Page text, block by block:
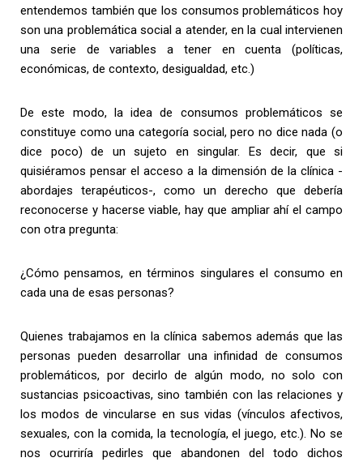
entendemos también que los consumos problemáticos hoy
son una problemática social a atender, en la cual intervienen
una serie de variables a tener en cuenta (políticas,
económicas, de contexto, desigualdad, etc.)
De este modo, la idea de consumos problemáticos se
constituye como una categoría social, pero no dice nada (o
dice poco) de un sujeto en singular. Es decir, que si
quisiéramos pensar el acceso a la dimensión de la clínica -
abordajes terapéuticos-, como un derecho que debería
reconocerse y hacerse viable, hay que ampliar ahí el campo
con otra pregunta:
¿Cómo pensamos, en términos singulares el consumo en
cada una de esas personas?
Quienes trabajamos en la clínica sabemos además que las
personas pueden desarrollar una infinidad de consumos
problemáticos, por decirlo de algún modo, no solo con
sustancias psicoactivas, sino también con las relaciones y
los modos de vincularse en sus vidas (vínculos afectivos,
sexuales, con la comida, la tecnología, el juego, etc.). No se
nos ocurriría pedirles que abandonen del todo dichos